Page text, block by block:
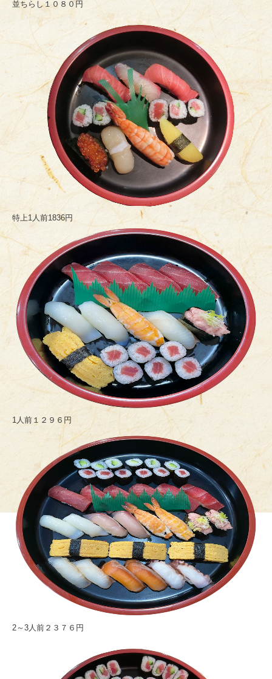
並ちらし１０８０円
特上1人前1836円
1人前１２９６円
2～3人前２３７６円